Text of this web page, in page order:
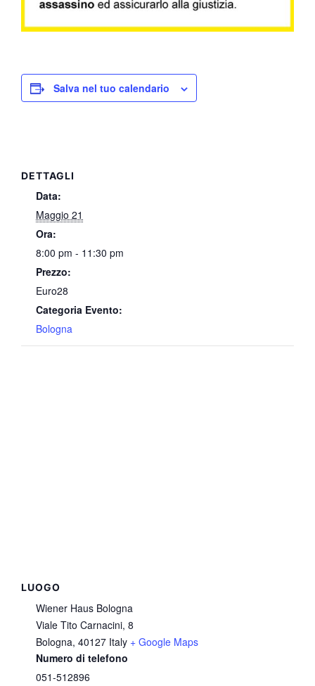
Salva nel tuo calendario
DETTAGLI
Data:
Maggio 21
Ora:
8:00 pm - 11:30 pm
Prezzo:
Euro28
Categoria Evento:
Bologna
LUOGO
Wiener Haus Bologna
Viale Tito Carnacini, 8
Bologna, 40127 Italy + Google Maps
Numero di telefono
051-512896